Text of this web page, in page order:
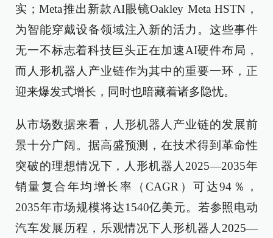
实；Meta推出新款AI眼镜Oakley Meta HSTN，
为智能穿戴设备领域注入新的活力。这些事件
无一不标志着科技巨头正在加速AI硬件布局，
而人形机器人产业链作为其中的重要一环，正
迎来爆发式增长，同时也暗藏着诸多隐忧。
从市场数据来看，人形机器人产业链的发展前
景十分广阔。据高盛预测，在技术得到革命性
突破的理想情况下，人形机器人2025—2035年
销量复合年均增长率（CAGR）可达94％，
2035年市场规模将达1540亿美元。若参照电动
汽车发展历程，乐观情况下人形机器人2025—